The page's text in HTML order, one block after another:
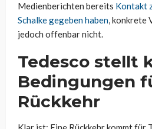
Medienberichten bereits Kontakt
Schalke gegeben haben, konkrete
jedoch offenbar nicht.
Tedesco stellt
Bedingungen
Rückkehr